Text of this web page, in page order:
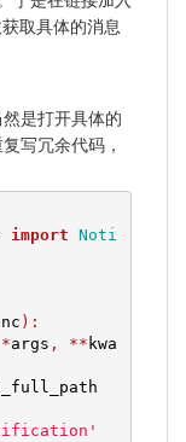
取具体的消息
是打开具体的
写冗余代码，
import Noti
):
*args , ** kwa